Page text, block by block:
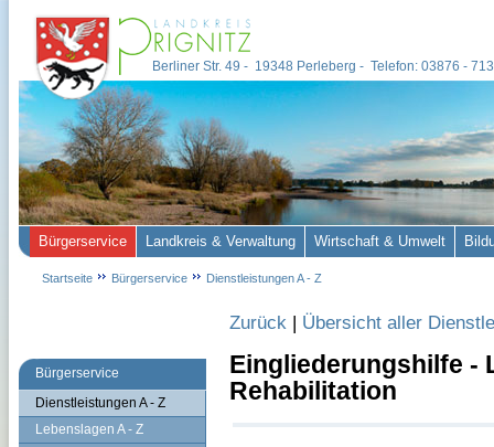
Bürgerservice
Dienstleistungen A - Z
Lebenslagen A - Z
Zurück | Übersicht aller
Eingliederungshilfe -
Rehabilitation
Berliner Str. 49 - 19348 Perleberg - Telefon: 03876 -
Bürgerservice Landkreis & Verwaltung Wirtschaft & Umwelt
Startseite Bürgerservice Dienstleistungen A - Z